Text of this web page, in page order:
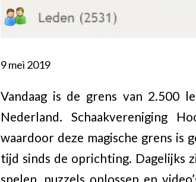
9 mei 2019
Vandaag is de grens van 2.500
Nederland. Schaakvereniging
waardoor deze magische grens is
tijd sinds de oprichting. Dagelijks
spelen, puzzels oplossen en